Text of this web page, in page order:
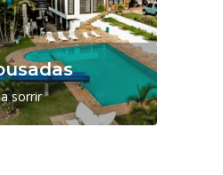
sorrir